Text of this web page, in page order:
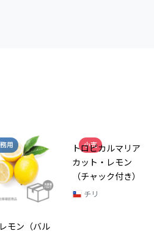
用
モン（バル
小売
トロピカルマリア
カット・レモン
（チャック付き）
チリ